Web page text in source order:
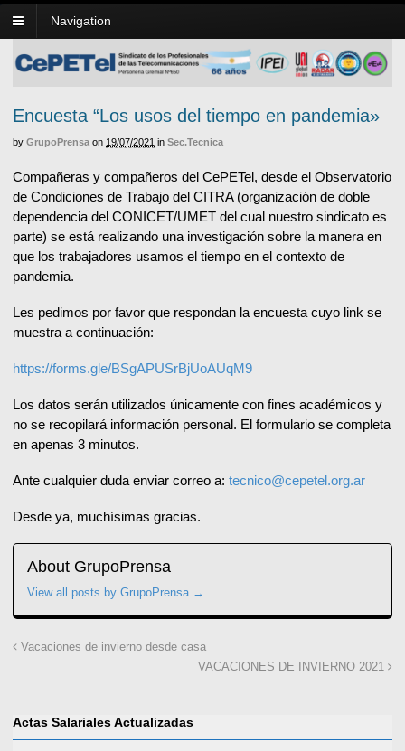
Navigation
Encuesta “Los usos del tiempo en pandemia»
by GrupoPrensa on 19/07/2021 in Sec.Tecnica
Compañeras y compañeros del CePETel, desde el Observatorio
de Condiciones de Trabajo del CITRA (organización de doble
dependencia del CONICET/UMET del cual nuestro sindicato es
parte) se está realizando una investigación sobre la manera en
que los trabajadores usamos el tiempo en el contexto de
pandemia.
Les pedimos por favor que respondan la encuesta cuyo link se
muestra a continuación:
https://forms.gle/BSgAPUSrBjUoAUqM9
Los datos serán utilizados únicamente con fines académicos y
no se recopilará información personal. El formulario se completa
en apenas 3 minutos.
Ante cualquier duda enviar correo a: tecnico@cepetel.org.ar
Desde ya, muchísimas gracias.
About GrupoPrensa
View all posts by GrupoPrensa →
Vacaciones de invierno desde casa
VACACIONES DE INVIERNO 2021
Actas Salariales Actualizadas